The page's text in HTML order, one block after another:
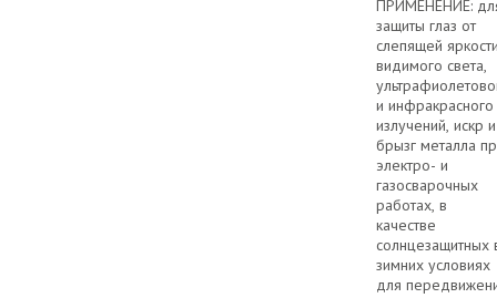
ПРИМЕНЕНИЕ:
защиты глаз от
слепящей
видимого света,
и инфракрасного
излучений, искр и
брызг металла
электро- и
газосварочных
работах, в
качестве
солнцезащитных
зимних условиях
для